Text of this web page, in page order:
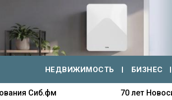
НЕДВИЖИМОСТЬ БИЗНЕС
Сиб.фм 70 лет